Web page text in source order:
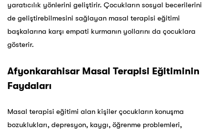
yaratıcılık yönlerini geliştirir. Çocukların sosyal becerilerini
de geliştirebilmesini sağlayan masal terapisi eğitimi
başkalarına karşı empati kurmanın yollarını da çocuklara
gösterir.
Afyonkarahisar Masal Terapisi Eğitiminin
Faydaları
Masal terapisi eğitimi alan kişiler çocukların konuşma
bozuklukları, depresyon, kaygı, öğrenme problemleri,